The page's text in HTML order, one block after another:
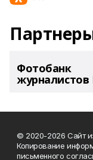
Фотобанк
журналистов
© 2020-2026 Сайт
Копирование
письменного